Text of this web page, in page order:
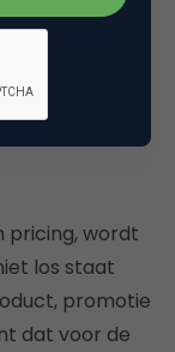
wat je er
pricing, wordt
los staat
promotie
dat voor de